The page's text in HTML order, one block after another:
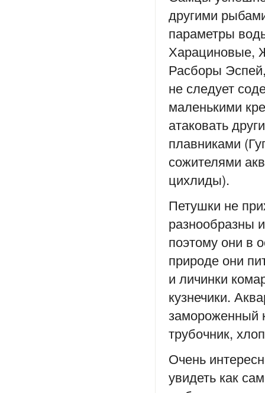
другими
параметры
Харациновые,
Расборы
не следует
маленькими
атаковать
плавниками
сожителями
цихлиды).
Петушки не
разнообразны
поэтому они в
природе они
и личинки
кузнечики.
замороженный
трубочник,
Очень
увидеть как